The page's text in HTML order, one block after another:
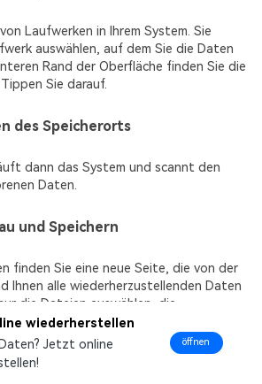
Laufwerken in Ihrem System. Sie
auswählen, auf dem Sie die Daten
Rand der Oberfläche finden Sie die
Sie darauf.
des Speicherorts
dann das System und scannt den
Daten.
und Speichern
finden Sie eine neue Seite, die von der
Ihnen alle wiederherzustellenden Daten
die Dateien auswählen, die
sollen. Klicken Sie anschließend auf
Schaltfläche am unteren Rand.
wiederherstellen
Jetzt online
öffnen